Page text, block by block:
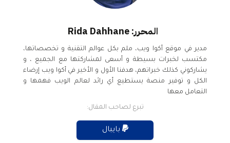
المحرر: Rida Dahhane
مدير في موقع أكوا ويب، ملم بكل عوالم التقنية و تخصصاتها،
مكتسب لخبرات بسيطة و أسعى لمشاركتها مع الجميع ، و
يشاركوني كذلك خبراتهم، هدفنا الأول و الأخير في أكوا ويب إرضاء
الكل و توفير منصة يستطيع أي رائد لعالم الويب فهمها و
التعامل معها
تبرع لصاحب المقال: